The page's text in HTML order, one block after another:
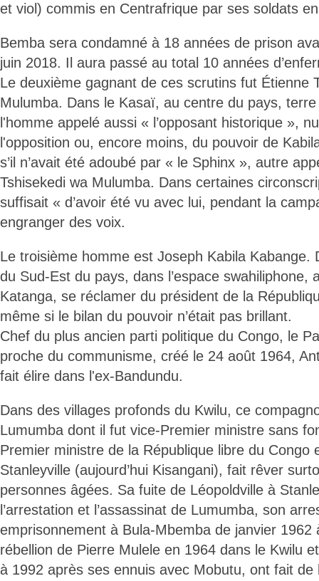
et viol) commis en Centrafrique par ses soldats
Bemba sera condamné à 18 années de prison
juin 2018. Il aura passé au total 10 années
Le deuxième gagnant de ces scrutins fut Étienne
Mulumba. Dans le Kasaï, au centre du pays,
l'homme appelé aussi « l’opposant historique »,
l'opposition ou, encore moins, du pouvoir de
s’il n’avait été adoubé par « le Sphinx », autre
Tshisekedi wa Mulumba. Dans certaines
suffisait « d’avoir été vu avec lui, pendant la
engranger des voix.
Le troisième homme est Joseph Kabila Kabange.
du Sud-Est du pays, dans l’espace swahiliphone,
Katanga, se réclamer du président de la
même si le bilan du pouvoir n’était pas brillant.
Chef du plus ancien parti politique du Congo, le
proche du communisme, créé le 24 août 1964,
fait élire dans l'ex-Bandundu.
Dans des villages profonds du Kwilu, ce
Lumumba dont il fut vice-Premier ministre sans
Premier ministre de la République libre du Congo
Stanleyville (aujourd’hui Kisangani), fait rêver
personnes âgées. Sa fuite de Léopoldville à
l’arrestation et l’assassinat de Lumumba, son
emprisonnement à Bula-Mbemba de janvier 1962
rébellion de Pierre Mulele en 1964 dans le Kwilu
à 1992 après ses ennuis avec Mobutu, ont fait de